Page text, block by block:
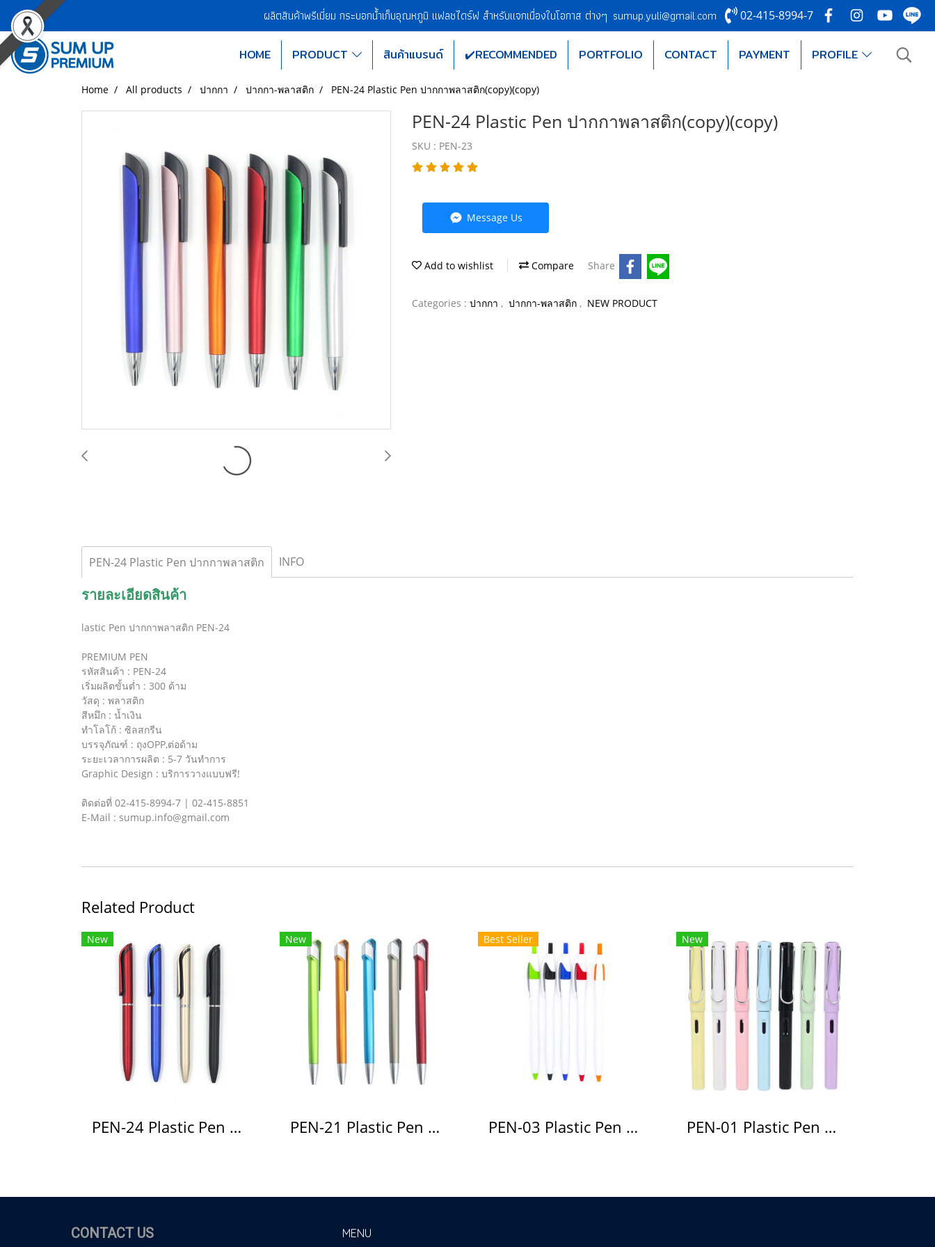
ผลิตสินค้าพรีเมี่ยม กระบอกน้ำเก็บอุณหภูมิ แฟลชไดร์ฟ สำหรับแจกเนื่องในโอกาส ต่างๆ sumup.yuli@gmail.com 02-415-8994-7
HOME PRODUCT สินค้าแบรนด์ ✔️RECOMMENDED PORTFOLIO CONTACT PAYMENT PROFILE
Home All products ปากกา ปากกา-พลาสติก PEN-24 Plastic Pen ปากกาพลาสติก(copy)(copy)
PEN-24 Plastic Pen ปากกาพลาสติก(copy)(copy)
SKU : PEN-23
Message Us
Add to wishlist Compare Share
Categories : ปากกา , ปากกา-พลาสติก , NEW PRODUCT
PEN-24 Plastic Pen ปากกาพลาสติก INFO
รายละเอียดสินค้า
lastic Pen ปากกาพลาสติก PEN-24
PREMIUM PEN
รหัสสินค้า : PEN-24
เริ่มผลิตขั้นต่ำ : 300 ด้าม
วัสดุ : พลาสติก
สีหมึก : น้ำเงิน
ทำโลโก้ : ซิลสกรีน
บรรจุภัณฑ์ : ถุงOPP,ต่อด้าม
ระยะเวลาการผลิต : 5-7 วันทำการ
Graphic Design : บริการวางแบบฟรี!
ติดต่อที่ 02-415-8994-7 | 02-415-8851
E-Mail : sumup.info@gmail.com
Related Product
New
PEN-24 Plastic Pen ปากกาพลาสติก(copy)(copy)
New
PEN-21 Plastic Pen ปากกาพลาสติก(copy)(copy)
Best Seller
PEN-03 Plastic Pen ปากกาพลาสติก
New
PEN-01 Plastic Pen ปากกาพลาสติก(copy)(copy)
CONTACT US MENU